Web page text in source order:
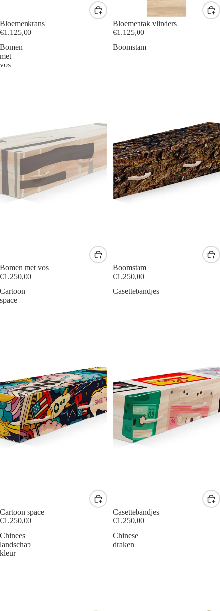
Bloemenkrans
€1.125,00
Bloementak vlinders
€1.125,00
Bomen
met
vos
Bomen met vos
€1.250,00
Boomstam
Boomstam
€1.250,00
Cartoon
space
Cartoon space
€1.250,00
Casettebandjes
Casettebandjes
€1.250,00
Chinees
landschap
kleur
Chinese
draken